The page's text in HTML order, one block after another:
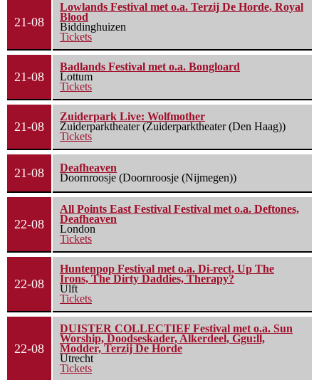
21-08
Lowlands Festival met o.a. Terzij De Horde, Royal
Blood
Biddinghuizen
Tickets
21-08
Badlands Festival met o.a. Bongloard
Lottum
Tickets
21-08
Zuiderpark Live: Wolfmother
Zuiderparktheater (Zuiderparktheater (Den Haag))
Tickets
21-08
Deafheaven
Doornroosje (Doornroosje (Nijmegen))
22-08
All Points East Festival Festival met o.a. Deftones,
Deafheaven
London
Tickets
22-08
Huntenpop Festival met o.a. Di-rect, Up The
Irons, The Dirty Daddies, Therapy?
Ulft
Tickets
22-08
DUISTER COLLECTIEF Festival met o.a. Sun
Worship, Doodseskader, Alkerdeel, Ggu:ll,
Modder, Terzij De Horde
Utrecht
Tickets